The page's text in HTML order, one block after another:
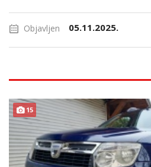
Objavljen 05.11.2025.
15